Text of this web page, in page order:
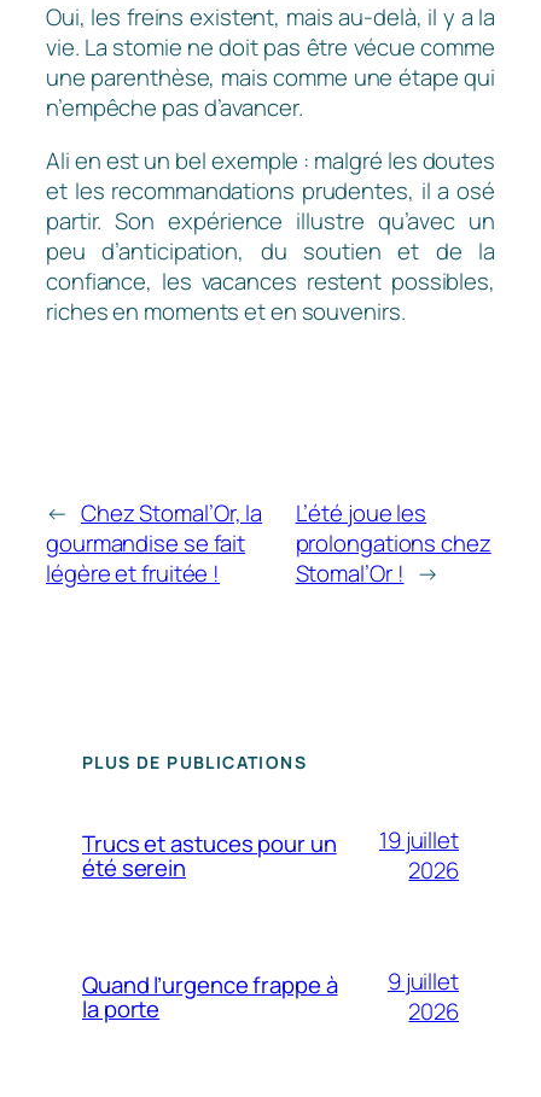
Oui, les freins existent, mais au-delà, il y a la
vie. La stomie ne doit pas être vécue comme
une parenthèse, mais comme une étape qui
n’empêche pas d’avancer.
Ali en est un bel exemple : malgré les doutes
et les recommandations prudentes, il a osé
partir. Son expérience illustre qu’avec un
peu d’anticipation, du soutien et de la
confiance, les vacances restent possibles,
riches en moments et en souvenirs.
← Chez Stomal’Or, la
gourmandise se fait
légère et fruitée !
L’été joue les
prolongations chez
Stomal’Or ! →
PLUS DE PUBLICATIONS
Trucs et astuces pour un
été serein
19 juillet
2026
Quand l’urgence frappe à
la porte
9 juillet
2026